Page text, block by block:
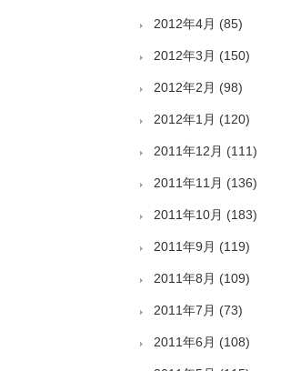
2012年4月 (85)
2012年3月 (150)
2012年2月 (98)
2012年1月 (120)
2011年12月 (111)
2011年11月 (136)
2011年10月 (183)
2011年9月 (119)
2011年8月 (109)
2011年7月 (73)
2011年6月 (108)